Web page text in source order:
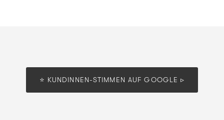
⭐️ KUNDINNEN-STIMMEN AUF GOOGLE ▹